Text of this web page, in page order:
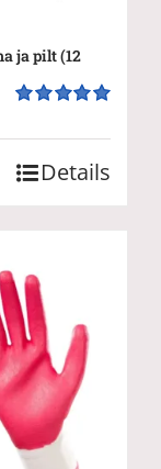
ja pilt (12
5.00/ 5
Details